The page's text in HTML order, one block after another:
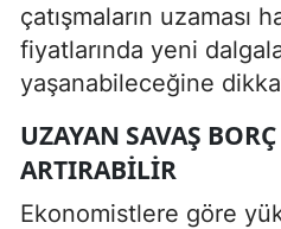
çatışmaların uzaması
fiyatlarında yeni
yaşanabileceğine
UZAYAN SAVAŞ
ARTIRABILIR
Ekonomistlere göre